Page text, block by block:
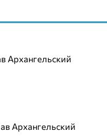
Архангельский
Архангельский